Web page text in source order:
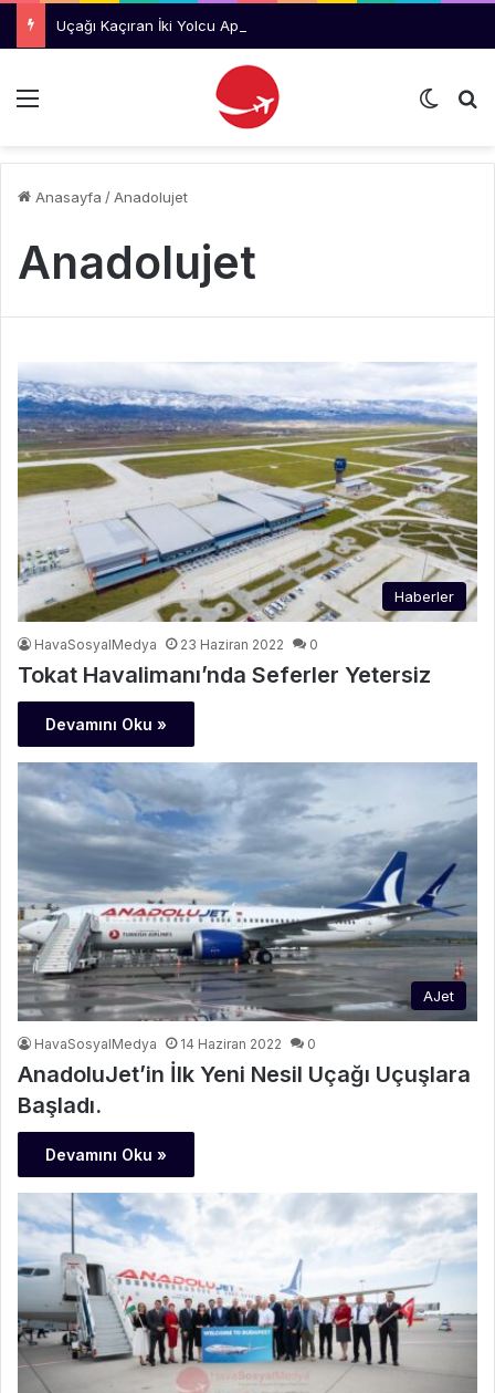
Uçağı Kaçıran İki Yolcu Aprona Girerek Uçağa Koştu
Menü Dış
Anasayfa /Anadolujet
Anadolujet
Haberler
HavaSosyalMedya 23 Haziran 2022 0
Tokat Havalimanı’nda Seferler Yetersiz
Devamını Oku »
AJet
HavaSosyalMedya 14 Haziran 2022 0
AnadoluJet’in İlk Yeni Nesil Uçağı Uçuşlara
Başladı.
Devamını Oku »